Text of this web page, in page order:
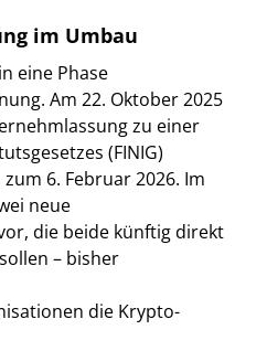
im Umbau
eine Phase
Am 22. Oktober 2025
zu einer
(FINIG)
6. Februar 2026. Im
neue
die beide künftig direkt
– bisher
die Krypto-